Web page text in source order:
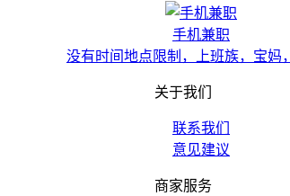
手机兼职
没有时间地点限制，上班族，宝妈
关于我们
联系我们
意见建议
商家服务